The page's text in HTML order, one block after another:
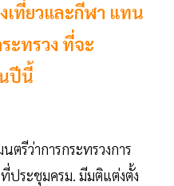
เที่ยวและกีฬา แทน
ะทรวง ที่จะ
ปีนี้
รีว่าการกระทรวงการ
ประชุมครม. มีมติแต่งตั้ง